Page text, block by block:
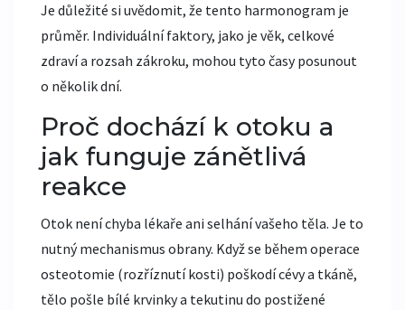
Je důležité si uvědomit, že tento harmonogram je
průměr. Individuální faktory, jako je věk, celkové
zdraví a rozsah zákroku, mohou tyto časy posunout
o několik dní.
Proč dochází k otoku a
jak funguje zánětlivá
reakce
Otok není chyba lékaře ani selhání vašeho těla. Je to
nutný mechanismus obrany. Když se během operace
osteotomie (rozříznutí kosti) poškodí cévy a tkáně,
tělo pošle bílé krvinky a tekutinu do postižené